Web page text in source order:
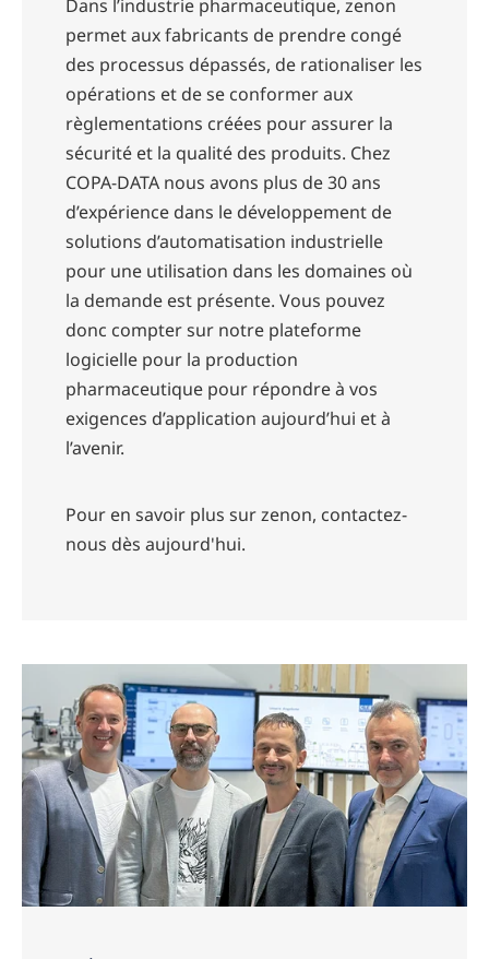
Dans l’industrie pharmaceutique, zenon
permet aux fabricants de prendre congé
des processus dépassés, de rationaliser les
opérations et de se conformer aux
règlementations créées pour assurer la
sécurité et la qualité des produits. Chez
COPA-DATA nous avons plus de 30 ans
d’expérience dans le développement de
solutions d’automatisation industrielle
pour une utilisation dans les domaines où
la demande est présente. Vous pouvez
donc compter sur notre plateforme
logicielle pour la production
pharmaceutique pour répondre à vos
exigences d’application aujourd’hui et à
l’avenir.
Pour en savoir plus sur zenon, contactez-
nous dès aujourd'hui.